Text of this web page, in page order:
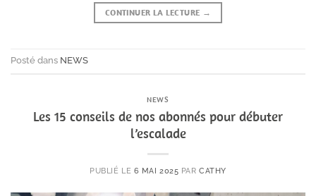
CONTINUER LA LECTURE →
Posté dans NEWS
NEWS
Les 15 conseils de nos abonnés pour débuter
l’escalade
PUBLIÉ LE 6 MAI 2025 PARCATHY